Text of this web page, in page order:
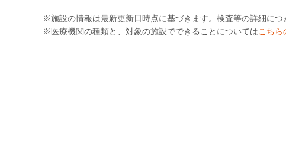
※施設の情報は最新更新日時点に基づきます。検査等の詳細につ
※医療機関の種類と、対象の施設でできることについてはこちら